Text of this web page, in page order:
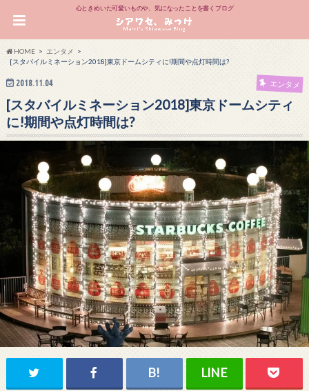
心ときめいた可愛いものや、気になったことを書くブログ
HOME
エンタメ
[スタバイルミネーション2018]東京ドームシティに!期間や点灯時間は?
2018.11.04 エンタメ
[スタバイルミネーション2018]東京ドームシティ
に!期間や点灯時間は?